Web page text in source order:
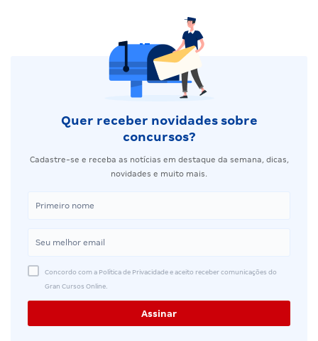
Quer receber novidades sobre
concursos?
Cadastre-se e receba as notícias em destaque da semana, dicas,
novidades e muito mais.
Concordo com a Política de Privacidade e aceito receber comunicações do
Gran Cursos Online.